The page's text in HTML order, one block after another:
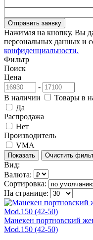
Отправить заявку
Нажимая на кнопку, Вы
персональных данных и
конфиденциальности.
Фильтр
Поиск
Цена
-
В наличии
Товары в
Да
Распродажа
Нет
Производитель
VMA
Вид:
Валюта:
Сортировка:
На странице:
Манекен портновский
Mod.150 (42-50)